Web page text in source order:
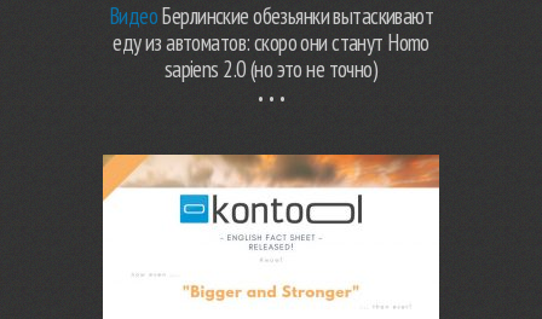
ВидеоБерлинские обезьянки вытаскивают
еду из автоматов: скоро они станут Homo
sapiens 2.0 (но это не точно)